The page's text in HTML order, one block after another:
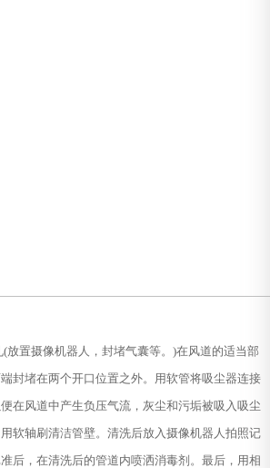
置摄像机器人，封堵气囊等。)在风道的适当部
封堵在两个开口位置之外。用软管将吸尘器连接
在风道中产生负压气流，灰尘和污垢被吸入吸尘
软轴刷清洁管壁。清洗后放入摄像机器人拍照记
后，在清洗后的管道内喷洒消毒剂。最后，用相